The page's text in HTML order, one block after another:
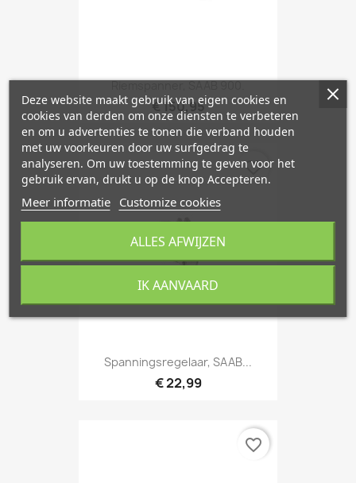
Riemspanner, SAAB 900.
€ 150,95
Spanningsregelaar, SAAB...
€ 22,99
favorite_border
favorite_border
Deze website maakt gebruik van eigen cookies en
cookies van derden om onze diensten te verbeteren
en om u advertenties te tonen die verband houden
met uw voorkeuren door uw surfgedrag te
analyseren. Om uw toestemming te geven voor het
gebruik ervan, drukt u op de knop Accepteren.
Meer informatie Customize cookies
ALLES AFWIJZEN
IK AANVAARD